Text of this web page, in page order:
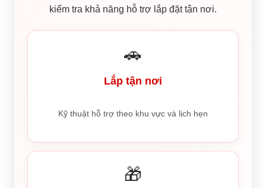
kiểm tra khả năng hỗ trợ lắp đặt tận nơi.
🚗
Lắp tận nơi
Kỹ thuật hỗ trợ theo khu vực và lịch hẹn
🎁